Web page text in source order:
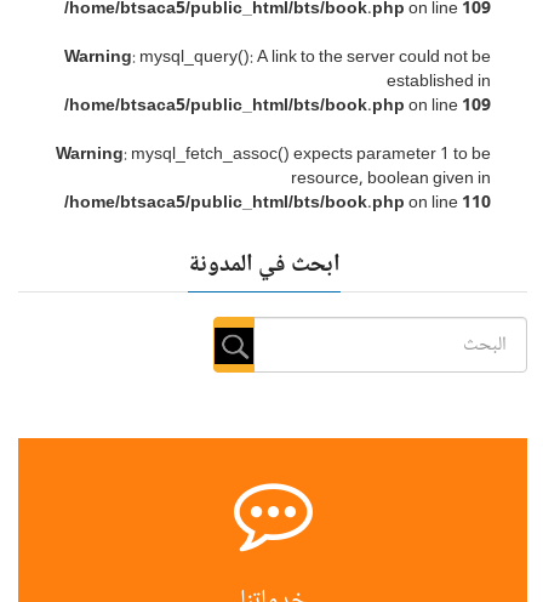
/home/btsaca5/public_html/bts/book.phpon line109
Warning: mysql_query(): A link to the server could not be
established in
/home/btsaca5/public_html/bts/book.phpon line109
Warning: mysql_fetch_assoc() expects parameter 1 to be
resource, boolean given in
/home/btsaca5/public_html/bts/book.phpon line110
ابحث في المدونة